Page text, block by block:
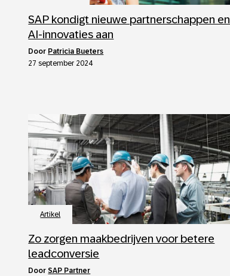
SAP kondigt nieuwe partnerschappen en
AI-innovaties aan
door Patricia Bueters
27 september 2024
Artikel
Zo zorgen maakbedrijven voor betere
leadconversie
doorSAP Partner